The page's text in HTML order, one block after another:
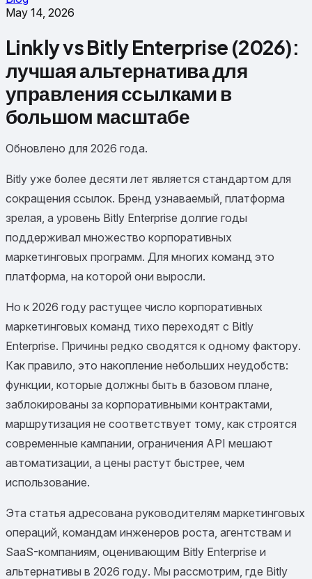
May 14, 2026
Linkly vs Bitly Enterprise (2026):
лучшая альтернатива для
управления ссылками в
большом масштабе
Обновлено для 2026 года.
Bitly уже более десяти лет является стандартом для
сокращения ссылок. Бренд узнаваемый, платформа
зрелая, а уровень Bitly Enterprise долгие годы
поддерживал множество корпоративных
маркетинговых программ. Для многих команд это
платформа, на которой они выросли.
Но к 2026 году растущее число корпоративных
маркетинговых команд тихо переходят с Bitly
Enterprise. Причины редко сводятся к одному фактору.
Как правило, это накопление небольших неудобств:
функции, которые должны быть в базовом плане,
заблокированы за корпоративными контрактами,
маршрутизация не соответствует тому, как строятся
современные кампании, ограничения API мешают
автоматизации, а цены растут быстрее, чем
использование.
Эта статья адресована руководителям маркетинговых
операций, командам инженеров роста, агентствам и
SaaS-компаниям, оценивающим Bitly Enterprise и
альтернативы в 2026 году. Мы рассмотрим, где Bitly